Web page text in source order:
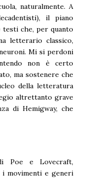
naturalmente. A
il piano
testi che, per quanto
letterario classico,
Mi si perdoni
non è certo
ma sostenere che
della letteratura
altrettanto grave
di Hemigway, che
Poe e Lovecraft,
movimenti e generi